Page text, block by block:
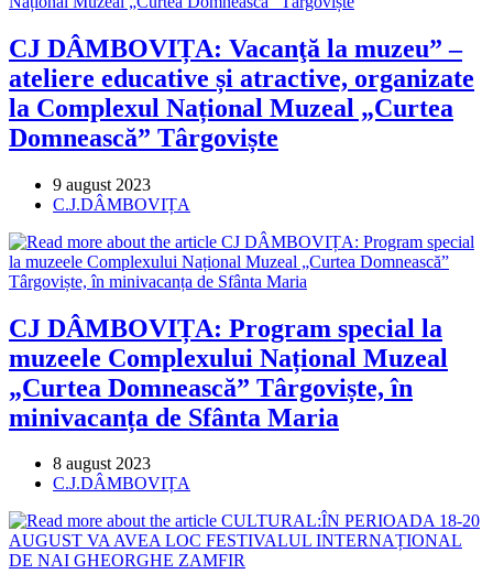
CJ DÂMBOVIȚA: Vacanţă la muzeu” –
ateliere educative și atractive, organizate
la Complexul Național Muzeal „Curtea
Domnească” Târgoviște
Post
published:
9 august 2023
Post
C.J.DÂMBOVIȚA
CJ DÂMBOVIȚA: Program special la
muzeele Complexului Național Muzeal
„Curtea Domnească” Târgoviște, în
minivacanța de Sfânta Maria
Post
published:
8 august 2023
Post
C.J.DÂMBOVIȚA